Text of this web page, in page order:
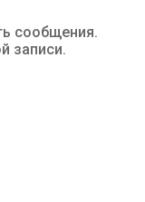
сообщения.
записи.